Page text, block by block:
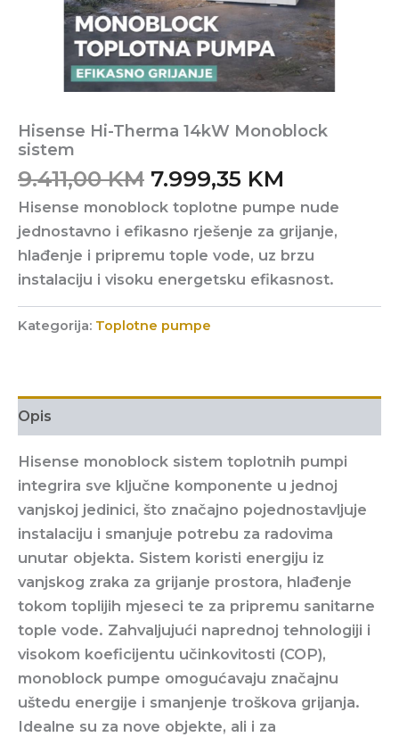
Hisense Hi-Therma 14kW Monoblock
sistem
9.411,00KM Original
price
was:
9.411,00 KM.
7.999,35 KM
price
is:
7.999,35
Hisense monoblock toplotne pumpe nude
jednostavno i efikasno rješenje za grijanje,
hlađenje i pripremu tople vode, uz brzu
instalaciju i visoku energetsku efikasnost.
Kategorija: Toplotne pumpe
Opis
Hisense monoblock sistem toplotnih pumpi
integrira sve ključne komponente u jednoj
vanjskoj jedinici, što značajno pojednostavljuje
instalaciju i smanjuje potrebu za radovima
unutar objekta. Sistem koristi energiju iz
vanjskog zraka za grijanje prostora, hlađenje
tokom toplijih mjeseci te za pripremu sanitarne
tople vode. Zahvaljujući naprednoj tehnologiji i
visokom koeficijentu učinkovitosti (COP),
monoblock pumpe omogućavaju značajnu
uštedu energije i smanjenje troškova grijanja.
Idealne su za nove objekte, ali i za